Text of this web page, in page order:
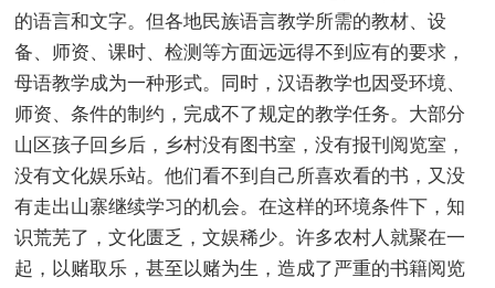
的语言和文字。但各地民族语言教学所需的教材、设
备、师资、课时、检测等方面远远得不到应有的要求，
母语教学成为一种形式。同时，汉语教学也因受环境、
师资、条件的制约，完成不了规定的教学任务。大部分
山区孩子回乡后，乡村没有图书室，没有报刊阅览室，
没有文化娱乐站。他们看不到自己所喜欢看的书，又没
有走出山寨继续学习的机会。在这样的环境条件下，知
识荒芜了，文化匮乏，文娱稀少。许多农村人就聚在一
起，以赌取乐，甚至以赌为生，造成了严重的书籍阅览